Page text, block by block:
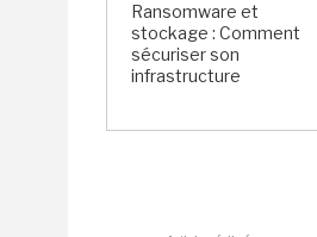
Ransomware et
stockage : Comment
sécuriser son
infrastructure